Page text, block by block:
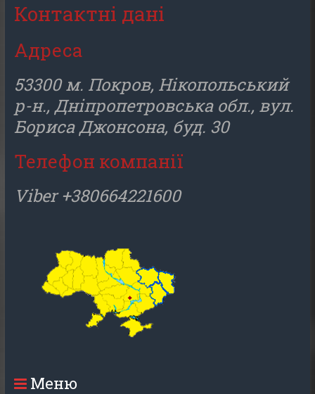
Контактні дані
Адреса
53300 м. Покров, Нікопольський
р-н., Дніпропетровська обл., вул.
Бориса Джонсона, буд. 30
Телефон компанії
Viber +380664221600
Меню